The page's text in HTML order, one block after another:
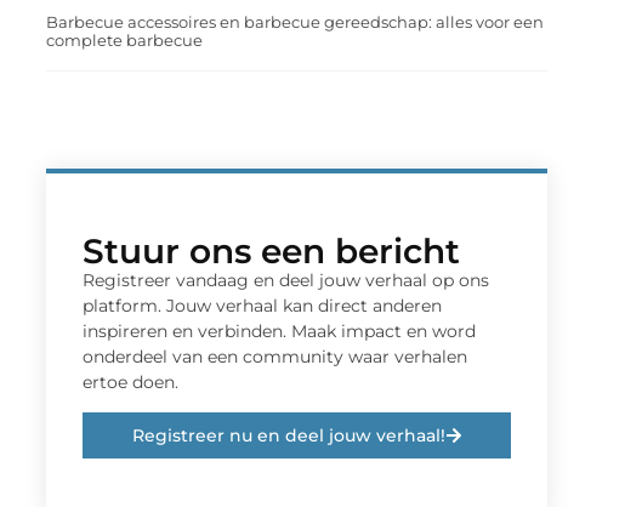
Barbecue accessoires en barbecue gereedschap: alles voor een
complete barbecue
Stuur ons een bericht
Registreer vandaag en deel jouw verhaal op ons
platform. Jouw verhaal kan direct anderen
inspireren en verbinden. Maak impact en word
onderdeel van een community waar verhalen
ertoe doen.
Registreer nu en deel jouw verhaal!